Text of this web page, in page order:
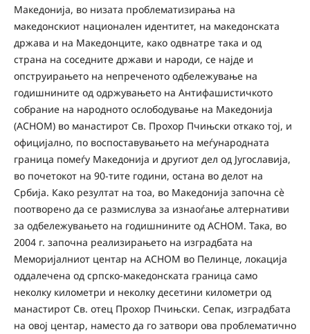
Македонија, во низата проблематизирања на
македонскиот национален идентитет, на македонската
држава и на Македонците, како одвнатре така и од
страна на соседните држави и народи, се најде и
опструирањето на непреченото одбележување на
годишнините од одржувањето на Антифашистичкото
собрание на народното ослободување на Македонија
(АСНОМ) во манастирот Св. Прохор Пчињски откако тој, и
официјално, по воспоставувањето на меѓународната
граница помеѓу Македонија и другиот дел од Југославија,
во почетокот на 90-тите години, остана во делот на
Србија. Како резултат на тоа, во Македонија започна сè
поотворено да се размислува за изнаоѓање алтернативи
за одбележувањето на годишнините од АСНОМ. Така, во
2004 г. започна реализирањето на изградбата на
Меморијалниот центар на АСНОМ во Пелинце, локација
оддалечена од српско-македонската граница само
неколку километри и неколку десетини километри од
манастирот Св. отец Прохор Пчињски. Сепак, изградбата
на овој центар, наместо да го затвори ова проблематично